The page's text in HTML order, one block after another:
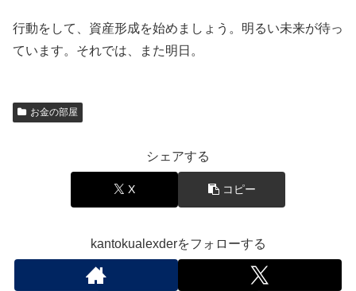
行動をして、資産形成を始めましょう。明るい未来が待っ
ています。それでは、また明日。
お金の部屋
シェアする
X コピー
kantokualexderをフォローする